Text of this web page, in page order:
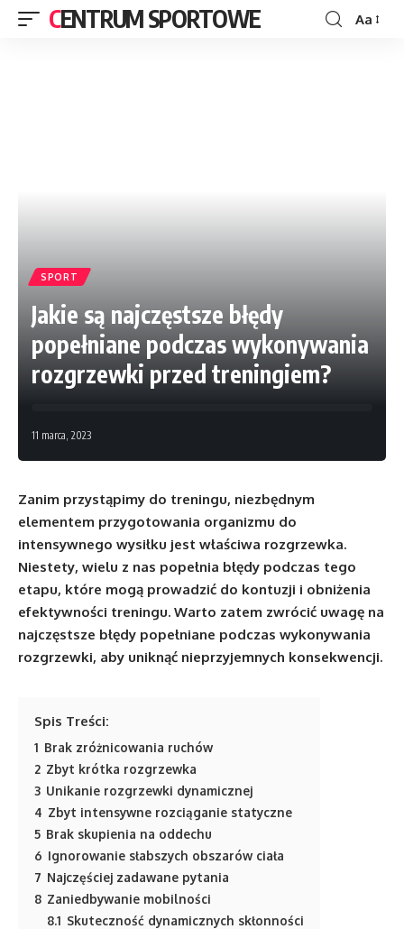
CENTRUM SPORTOWE Aa
SPORT
Jakie są najczęstsze błędy
popełniane podczas wykonywania
rozgrzewki przed treningiem?
11 marca, 2023
Zanim przystąpimy do treningu, niezbędnym
elementem przygotowania organizmu do
intensywnego wysiłku jest właściwa rozgrzewka.
Niestety, wielu z nas popełnia błędy podczas tego
etapu, które mogą prowadzić do kontuzji i obniżenia
efektywności treningu. Warto zatem zwrócić uwagę na
najczęstsze błędy popełniane podczas wykonywania
rozgrzewki, aby uniknąć nieprzyjemnych konsekwencji.
Spis Treści:
1 Brak zróżnicowania ruchów
2 Zbyt krótka rozgrzewka
3 Unikanie rozgrzewki dynamicznej
4 Zbyt intensywne rozciąganie statyczne
5 Brak skupienia na oddechu
6 Ignorowanie słabszych obszarów ciała
7 Najczęściej zadawane pytania
8 Zaniedbywanie mobilności
8.1 Skuteczność dynamicznych skłonności